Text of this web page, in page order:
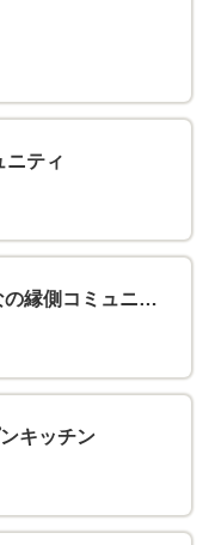
ニティ
の縁側コミュニ…
キッチン